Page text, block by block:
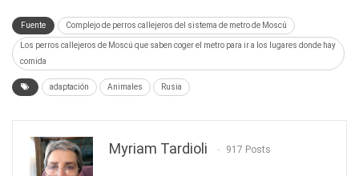
Fuente Complejo de perros callejeros del sistema de metro de Moscú
Los perros callejeros de Moscú que saben coger el metro para ir a los lugares donde hay
comida
adaptación Animales Rusia
Myriam Tardioli 917 Posts